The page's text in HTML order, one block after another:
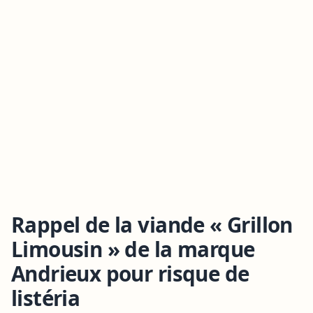
Rappel de la viande « Grillon
Limousin » de la marque
Andrieux pour risque de
listéria